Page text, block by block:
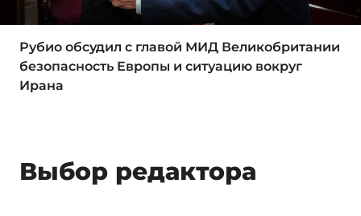
Рубио обсудил с главой МИД Великобритании
безопасность Европы и ситуацию вокруг
Ирана
Выбор редактора